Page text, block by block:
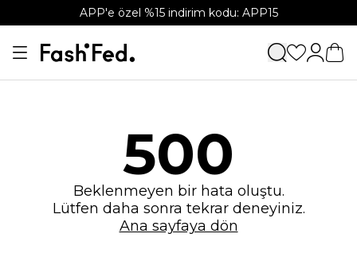
APP'e özel %15 indirim kodu: APP15
500
Beklenmeyen bir hata oluştu.
Lütfen daha sonra tekrar deneyiniz.
Ana sayfaya dön